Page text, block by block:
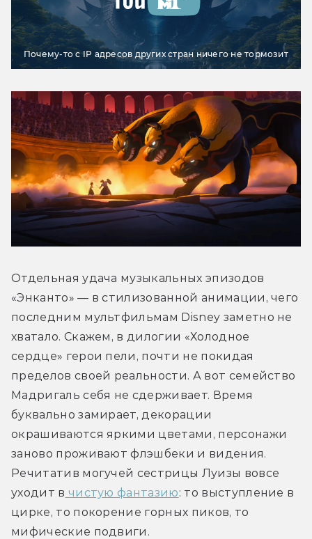
Почему-то с IP адресов других стран ничего не тормозит
Отдельная удача музыкальных эпизодов
«Энканто» — в стилизованной анимации, чего
последним мультфильмам Disney заметно не
хватало. Скажем, в дилогии «Холодное
сердце» герои пели, почти не покидая
пределов своей реальности. А вот семейство
Мадригаль себя не сдерживает. Время
буквально замирает, декорации
окрашиваются яркими цветами, персонажи
заново проживают флэшбеки и видения.
Речитатив могучей сестрицы Луизы вовсе
уходит в чистую фантазию: то выступление в
цирке, то покорение горных пиков, то
мифические подвиги.